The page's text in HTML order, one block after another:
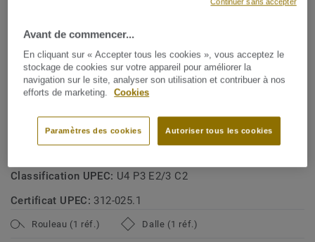
Type de revêtement de sol: Revêtement de sol en vinyle
homogène bio-attribué selon le principe du mass balance
avec un plastifiant biosourcé
Classe d'usage commerciale:
34 Circulation très intense
Classification UPEC: U4 P3 E2/3 C2
Certificat UPEC: 312-025.1
Rouleau (1 réf.) Dalle (1 réf.)
Avant de commencer...
En cliquant sur « Accepter tous les cookies », vous acceptez le
stockage de cookies sur votre appareil pour améliorer la
navigation sur le site, analyser son utilisation et contribuer à nos
efforts de marketing.
Cookies
Autoriser tous les cookies
Paramètres des cookies
Continuer sans accepter